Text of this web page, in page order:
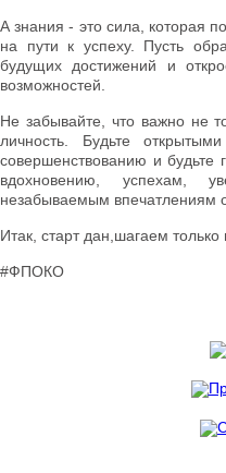
А знания - это сила, которая
на пути к успеху. Пусть
будущих достижений и
возможностей.
Не забывайте, что важно не
личность. Будьте
совершенствованию и будьте
вдохновению, успехам,
незабываемым впечатлениям
Итак, старт дан,шагаем
#ФПОКО